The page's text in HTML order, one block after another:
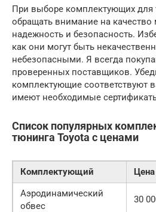
При выборе комплектующих для
обращать внимание на качество
надежность и безопасность.
как они могут быть
небезопасными. Я всегда
проверенных поставщиков.
комплектующие соответствуют
имеют необходимые
Список популярных
тюнинга Toyota с ценами
Комплектующий
Аэродинамический
обвес
30